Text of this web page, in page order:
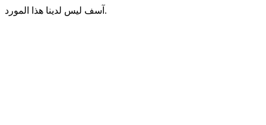
آسف ليس لدينا هذا المورد.